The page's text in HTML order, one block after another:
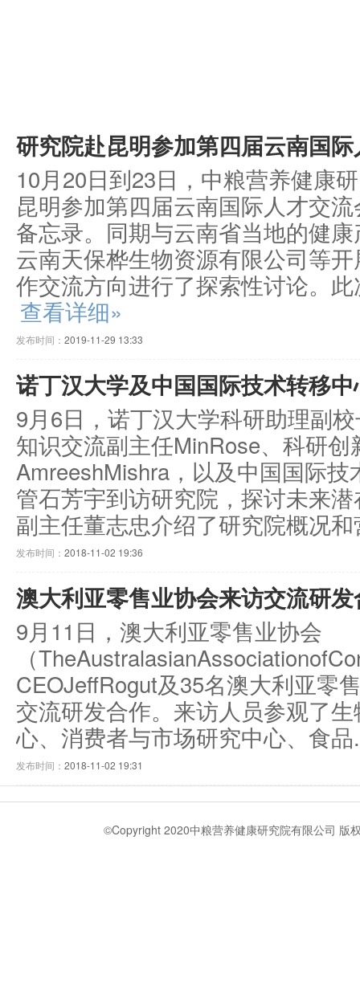
研究院赴昆明参加第四届云南国
10月20日到23日，中粮营养健康
昆明参加第四届云南国际人才交
备忘录。同期与云南省当地的健
云南天保桦生物资源有限公司等
作交流方向进行了探索性讨论。
查看详细»
发布时间： 2019-11-29 13:33
诺丁汉大学及中国国际技术转移
9月6日，诺丁汉大学科研助理副
知识交流副主任MinRose、科研
AmreeshMishra，以及中国国际
管石芳宇到访研究院，探讨未来
副主任董志忠介绍了研究院概况
发布时间： 2018-11-02 19:36
澳大利亚零售业协会来访交流研
9月11日，澳大利亚零售业协会
（
CEOJeffRogut及35名澳大利亚零
交流研发合作。来访人员参观了
心、消费者与市场研究中心、食
发布时间： 2018-11-02 19:31
©Copyright 2020中粮营养健康研究院有限公司 版